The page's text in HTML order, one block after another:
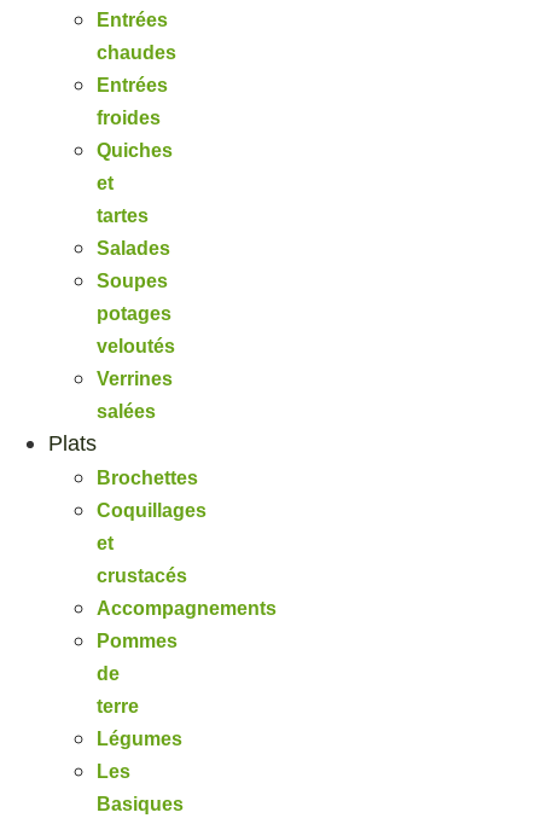
Entrées
chaudes
Entrées
froides
Quiches
et
tartes
Salades
Soupes
potages
veloutés
Verrines
salées
Plats
Brochettes
Coquillages
et
crustacés
Accompagnements
Pommes
de
terre
Légumes
Les
Basiques